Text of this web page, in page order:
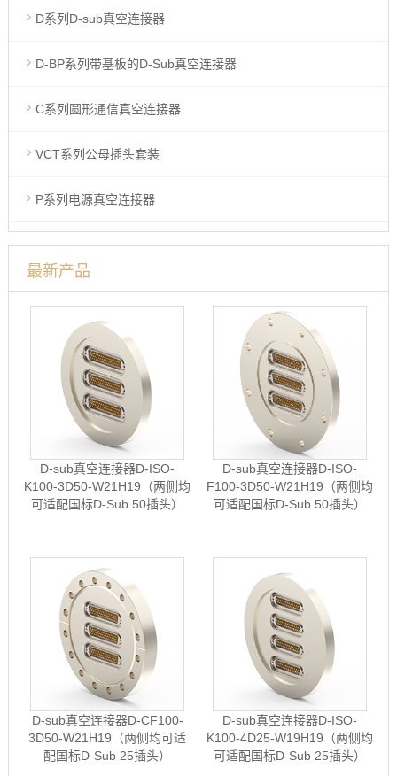
D系列D-sub真空连接器
D-BP系列带基板的D-Sub真空连接器
C系列圆形通信真空连接器
VCT系列公母插头套装
P系列电源真空连接器
最新产品
D-sub真空连接器D-ISO-
K100-3D50-W21H19（两侧均
可适配国标D-Sub 50插头）
D-sub真空连接器D-ISO-
F100-3D50-W21H19（两侧均
可适配国标D-Sub 50插头）
D-sub真空连接器D-CF100-
3D50-W21H19（两侧均可适
配国标D-Sub 25插头）
D-sub真空连接器D-ISO-
K100-4D25-W19H19（两侧均
可适配国标D-Sub 25插头）